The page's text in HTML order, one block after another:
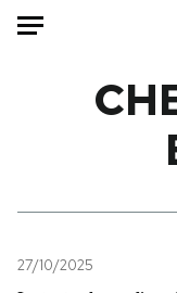
Mondo
Tecnologia
27/10/2025